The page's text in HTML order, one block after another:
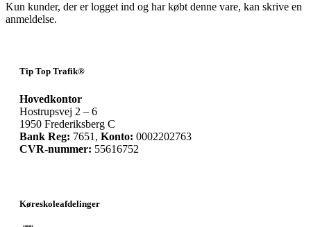
Kun kunder, der er logget ind og har købt denne vare, kan skrive en
anmeldelse.
Tip Top Trafik®
Hovedkontor
Hostrupsvej 2 – 6
1950 Frederiksberg C
Bank Reg: 7651, Konto: 0002202763
CVR-nummer: 55616752
Køreskoleafdelinger